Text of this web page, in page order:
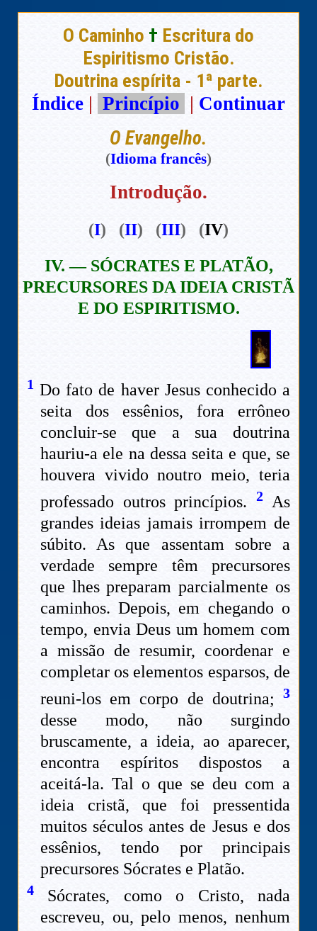
O Caminho † Escritura do
Espiritismo Cristão.
Doutrina espírita - 1ª parte.
Índice | Princípio | Continuar
O Evangelho.
(Idioma francês)
Introdução.
(I) (II) (III) (IV)
IV. — SÓCRATES E PLATÃO,
PRECURSORES DA IDEIA CRISTÃ
E DO ESPIRITISMO.
1 Do fato de haver Jesus conhecido a
seita dos essênios, fora errôneo
concluir-se que a sua doutrina
hauriu-a ele na dessa seita e que, se
houvera vivido noutro meio, teria
professado outros princípios.2 As
grandes ideias jamais irrompem de
súbito. As que assentam sobre a
verdade sempre têm precursores
que lhes preparam parcialmente os
caminhos. Depois, em chegando o
tempo, envia Deus um homem com
a missão de resumir, coordenar e
completar os elementos esparsos, de
reuni-los em corpo de doutrina; 3
desse modo, não surgindo
bruscamente, a ideia, ao aparecer,
encontra espíritos dispostos a
aceitá-la. Tal o que se deu com a
ideia cristã, que foi pressentida
muitos séculos antes de Jesus e dos
essênios, tendo por principais
precursores Sócrates e Platão.
4 Sócrates, como o Cristo, nada
escreveu, ou, pelo menos, nenhum